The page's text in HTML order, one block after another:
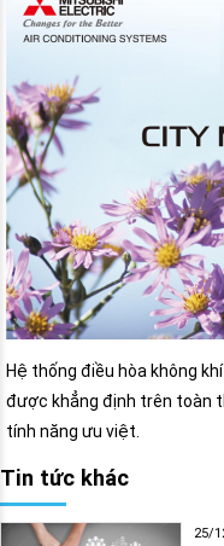
Hệ thống điều hòa không
được khẳng định trên toàn
tính năng ưu việt.
Tin tức khác
25/